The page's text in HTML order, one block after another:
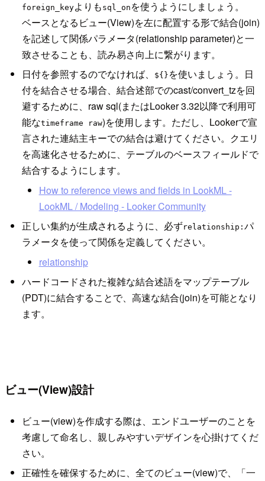
foreign_keyよりも sql_on を使うようにしましょう。
ベースとなるビュー(View)を左に配置する形で結合(join)
を記述して関係パラメータ(relationship parameter)と一
致させることも、読み易さ向上に繋がります。
日付を参照するのでなければ、
${} を使いましょう。日
付を結合させる場合、結合述部でのcast/convert_tzを回
避するために、raw sql(またはLooker 3.32以降で利用可
能なtimeframe raw)を使用します。ただし、Lookerで宣
言された連結主キーでの結合は避けてください。クエリ
を高速化させるために、テーブルのベースフィールドで
結合するようにします。
How to reference views and fields in LookML -
LookML / Modeling - Looker Community
正しい集約が生成されるように、必ずrelationship: パ
ラメータを使って関係を定義してください。
relationship
ハードコードされた複雑な結合述語をマップテーブル
(PDT)に結合することで、高速な結合(join)を可能となり
ます。
ビュー(View)設計
ビュー(view)を作成する際は、エンドユーザーのことを
考慮して命名し、親しみやすいデザインを心掛けてくだ
さい。
正確性を確保するために、全てのビュー(view)で、「一